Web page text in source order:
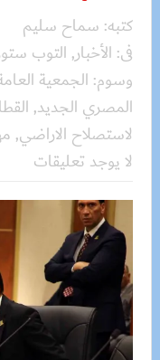
كتبه: سماح سليم
فى: الأخبار, التوب
وسوم: الجمعية
المصري الجديد,
لاستصلاح الاراضي,
لا يوجد تعليقات